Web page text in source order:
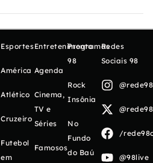
Esportes
América
Atlético
Cruzeiro
Futebol
em
Entretenimento
Agenda
Cinema,
TV e
Séries
Famosos
Programas
98
Rock
Insônia
No
Fundo
do Baú
Redes
Sociais 98
/
@98live